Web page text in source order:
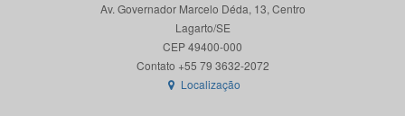
Av. Governador Marcelo Déda, 13, Centro
Lagarto/SE
CEP 49400-000
Localização